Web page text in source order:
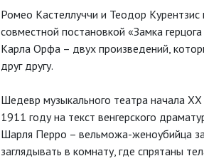
Ромео Кастеллуччи и Теодор
совместной постановкой «Замка
Карла Орфа – двух произведений,
друг другу.
Шедевр музыкального театра начала
1911 году на текст венгерского
Шарля Перро – вельможа-женоубийца
заглядывать в комнату, где спрятаны